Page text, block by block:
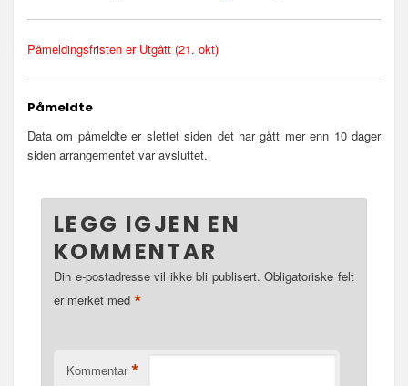
Påmeldingsfristen er Utgått (21. okt)
Påmeldte
Data om påmeldte er slettet siden det har gått mer enn 10 dager
siden arrangementet var avsluttet.
LEGG IGJEN EN
KOMMENTAR
Din e-postadresse vil ikke bli publisert. Obligatoriske felt
er merket med *
Kommentar *